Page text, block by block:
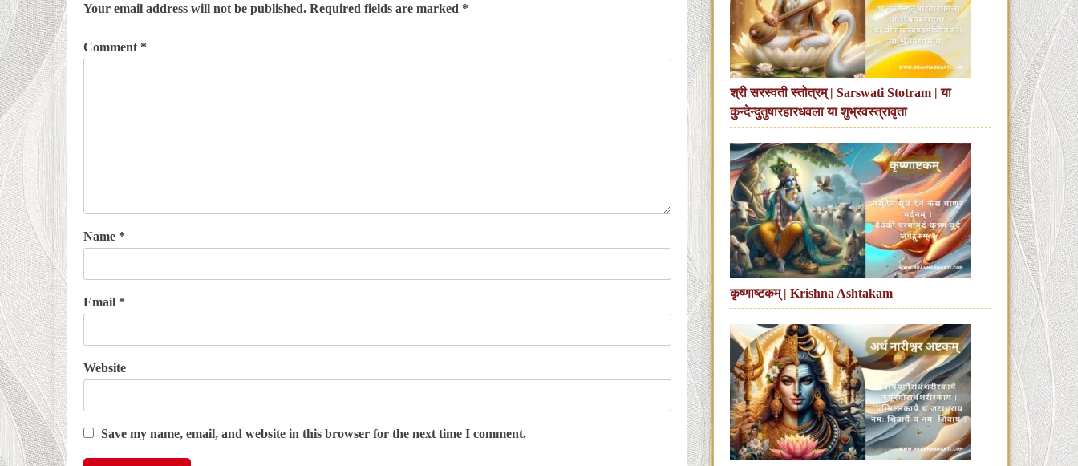
Your email address will not be published. Required fields are marked *
Comment *
Name *
Email *
Website
Save my name, email, and website in this browser for the next time I comment.
श्री सरस्वती स्तोत्रम् | Sarswati Stotram | या
कुन्देन्दुतुषारहारधवला या शुभ्रवस्त्रावृता
कृष्णाष्टकम् | Krishna Ashtakam